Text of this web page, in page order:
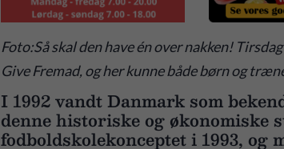
Foto:Så skal den have én over nakken!
Give Fremad, og her kunne både børn og
I 1992 vandt Danmark som
denne historiske og økonomiske
fodboldskolekonceptet i 1993, og